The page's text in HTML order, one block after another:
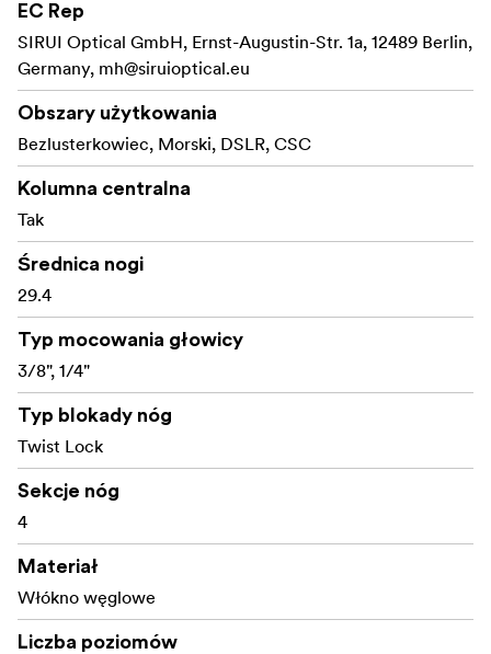
strzelać pod bardzo niskim kątem.
Górna płyta kolumny centralnej ma unikalną konstrukcję
szybkiego zwalniania, aby łatwo zmienić śrubę
gwintowaną z 1/4 "na 3/8".
Dodatkową cechą są wodoodporne blokady nóżek, które
są szczelnie zamknięte, aby zapobiec przedostawaniu
się wody, kurzu i pyłu do rurki.
Porty akcesoriów:
Do statywu można podłączyć szeroką gamę akcesoriów
za pośrednictwem portów akcesoriów 1/4" i 3/8".
Ten statyw ma wymienne gumowe stopki i metalowe
kolce oraz 4-sekcyjne nogi.
EC Rep
SIRUI Optical GmbH, Ernst-Augustin-Str. 1a, 12489 Berlin,
Germany, mh@siruioptical.eu
Obszary użytkowania
Bezlusterkowiec, Morski, DSLR, CSC
Kolumna centralna
Tak
Średnica nogi
29.4
Typ mocowania głowicy
3/8", 1/4"
Typ blokady nóg
Twist Lock
Sekcje nóg
4
Materiał
Włókno węglowe
Liczba poziomów